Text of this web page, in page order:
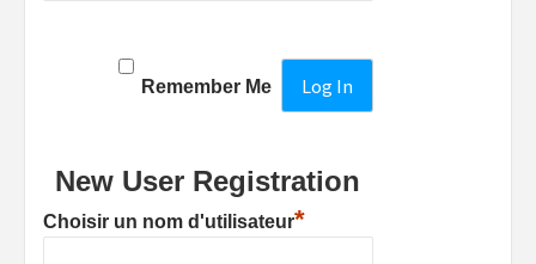
Remember Me
New User Registration
Choisir un nom d'utilisateur*